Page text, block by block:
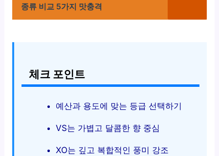
종류 비교 5가지 맛충격
체크 포인트
예산과 용도에 맞는 등급 선택하기
VS는 가볍고 달콤한 향 중심
XO는 깊고 복합적인 풍미 강조